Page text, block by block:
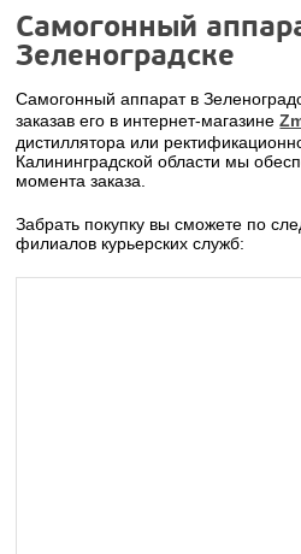
Самогонный
Зеленоградске
Самогонный аппарат в
заказав его в интернет-магазине
дистиллятора или
Калининградской области мы
момента заказа.
Забрать покупку вы сможете по
филиалов курьерских служб: